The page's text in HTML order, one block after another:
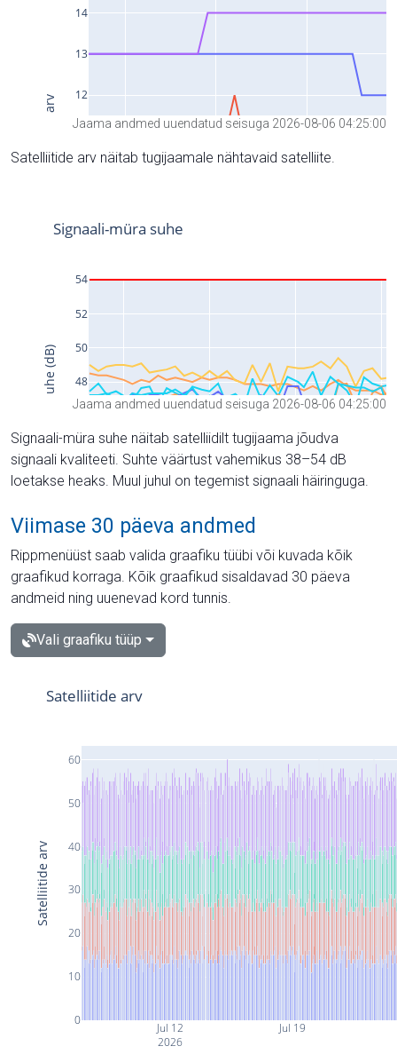
Jaama andmed uuendatud seisuga 2026-08-06 04:25:00
Satelliitide arv näitab tugijaamale nähtavaid satelliite.
Jaama andmed uuendatud seisuga 2026-08-06 04:25:00
Signaali-müra suhe näitab satelliidilt tugijaama jõudva
signaali kvaliteeti. Suhte väärtust vahemikus 38–54 dB
loetakse heaks. Muul juhul on tegemist signaali häiringuga.
Viimase 30 päeva andmed
Rippmenüüst saab valida graafiku tüübi või kuvada kõik
graafikud korraga. Kõik graafikud sisaldavad 30 päeva
andmeid ning uuenevad kord tunnis.
Vali graafiku tüüp
Jul 12
2026
Jul 19
0
10
20
30
40
50
60
Satelliitide arv
Satelliitide arv